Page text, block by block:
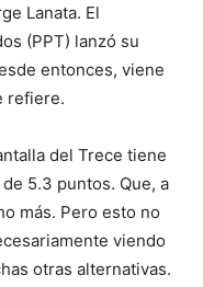
Lanata. El
(PPT) lanzó su
entonces, viene
refiere.
del Trece tiene
5.3 puntos. Que, a
más. Pero esto no
viendo
otras alternativas.